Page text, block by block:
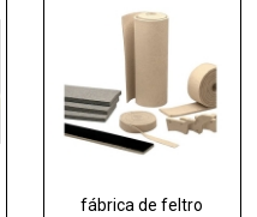
fábrica de feltro